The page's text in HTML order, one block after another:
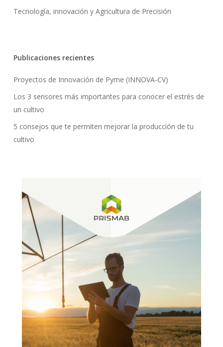
Tecnología, innovación y Agricultura de Precisión
Publicaciones recientes
Proyectos de Innovación de Pyme (INNOVA-CV)
Los 3 sensores más importantes para conocer el estrés de
un cultivo
5 consejos que te permiten mejorar la producción de tu
cultivo